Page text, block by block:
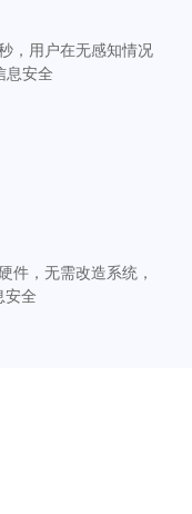
，用户在无感知情况
息安全
件，无需改造系统，
安全